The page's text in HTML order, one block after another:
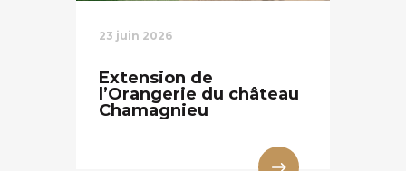
23 juin 2026
Extension de
l’Orangerie du château
Chamagnieu